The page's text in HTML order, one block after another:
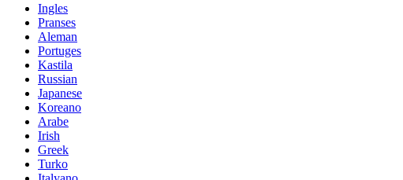
Ingles
Pranses
Aleman
Portuges
Kastila
Russian
Japanese
Koreano
Arabe
Irish
Greek
Turko